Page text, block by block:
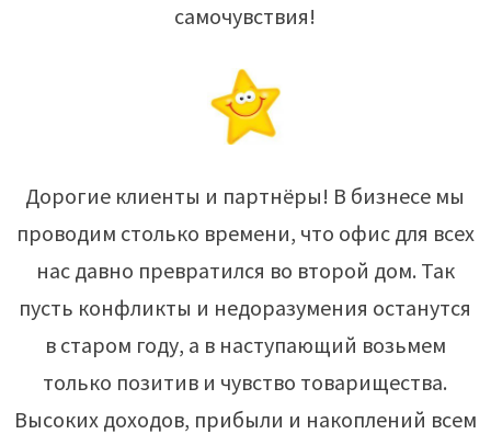
самочувствия!
Дорогие клиенты и партнёры! В бизнесе мы
проводим столько времени, что офис для всех
нас давно превратился во второй дом. Так
пусть конфликты и недоразумения останутся
в старом году, а в наступающий возьмем
только позитив и чувство товарищества.
Высоких доходов, прибыли и накоплений всем